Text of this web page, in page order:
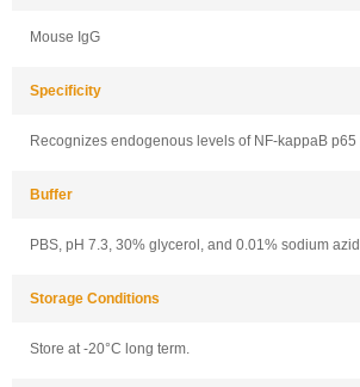
Mouse IgG
Specificity
Recognizes endogenous levels of NF-kappaB p65
Buffer
PBS, pH 7.3, 30% glycerol, and 0.01% sodium
Storage Conditions
Store at -20°C long term.